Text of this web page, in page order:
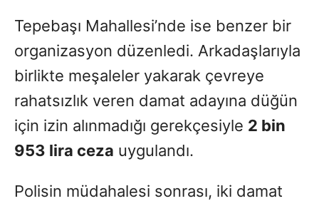
Tepebaşı Mahallesi’nde ise benzer bir
organizasyon düzenledi. Arkadaşlarıyla
birlikte meşaleler yakarak çevreye
rahatsızlık veren damat adayına düğün
için izin alınmadığı gerekçesiyle 2 bin
953 lira ceza uygulandı.
Polisin müdahalesi sonrası, iki damat